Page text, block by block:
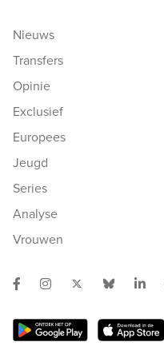
Nieuws
Transfers
Opinie
Exclusief
Europees
Jeugd
Series
Analyse
Vrouwen